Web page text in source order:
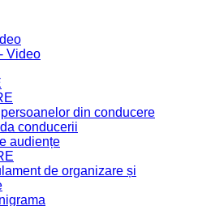
Video
din conducere
conducerii
audiențe
de organizare și